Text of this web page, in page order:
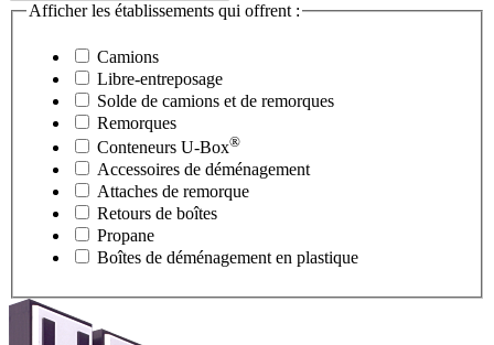
Afficher les établissements qui offrent :
Camions
Libre-entreposage
Solde de camions et de remorques
Remorques
Conteneurs U-Box®
Accessoires de déménagement
Attaches de remorque
Retours de boîtes
Propane
Boîtes de déménagement en plastique